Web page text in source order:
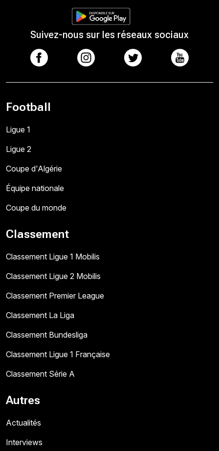
Suivez-nous sur les réseaux sociaux
Football
Ligue 1
Ligue 2
Coupe d'Algérie
Équipe nationale
Coupe du monde
Classement
Classement Ligue 1 Mobilis
Classement Ligue 2 Mobilis
Classement Premier League
Classement La Liga
Classement Bundesliga
Classement Ligue 1 Française
Classement Série A
Autres
Actualités
Interviews